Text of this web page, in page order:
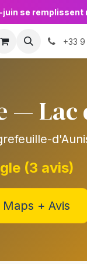
juin se remplissent
Pros & +33
— Lac
(3 avis)
+ Avis